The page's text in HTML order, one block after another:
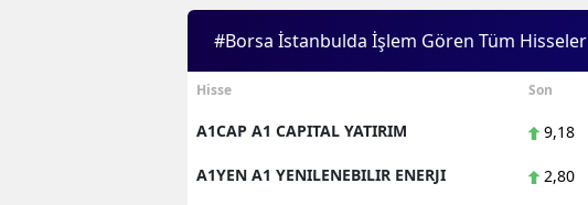
#Borsa İstanbulda İşlem Gören Tüm Hisseler
Hisse Son
A1CAP A1 CAPITAL YATIRIM 9,18
A1YEN A1 YENILENEBILIR ENERJI 2,80